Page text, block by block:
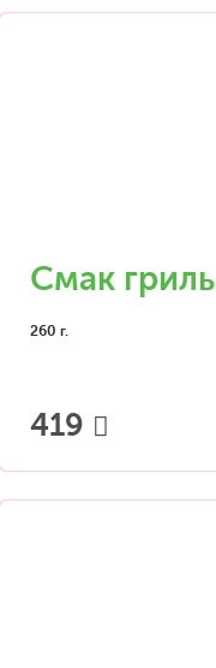
Смак гриль
260 г.
419